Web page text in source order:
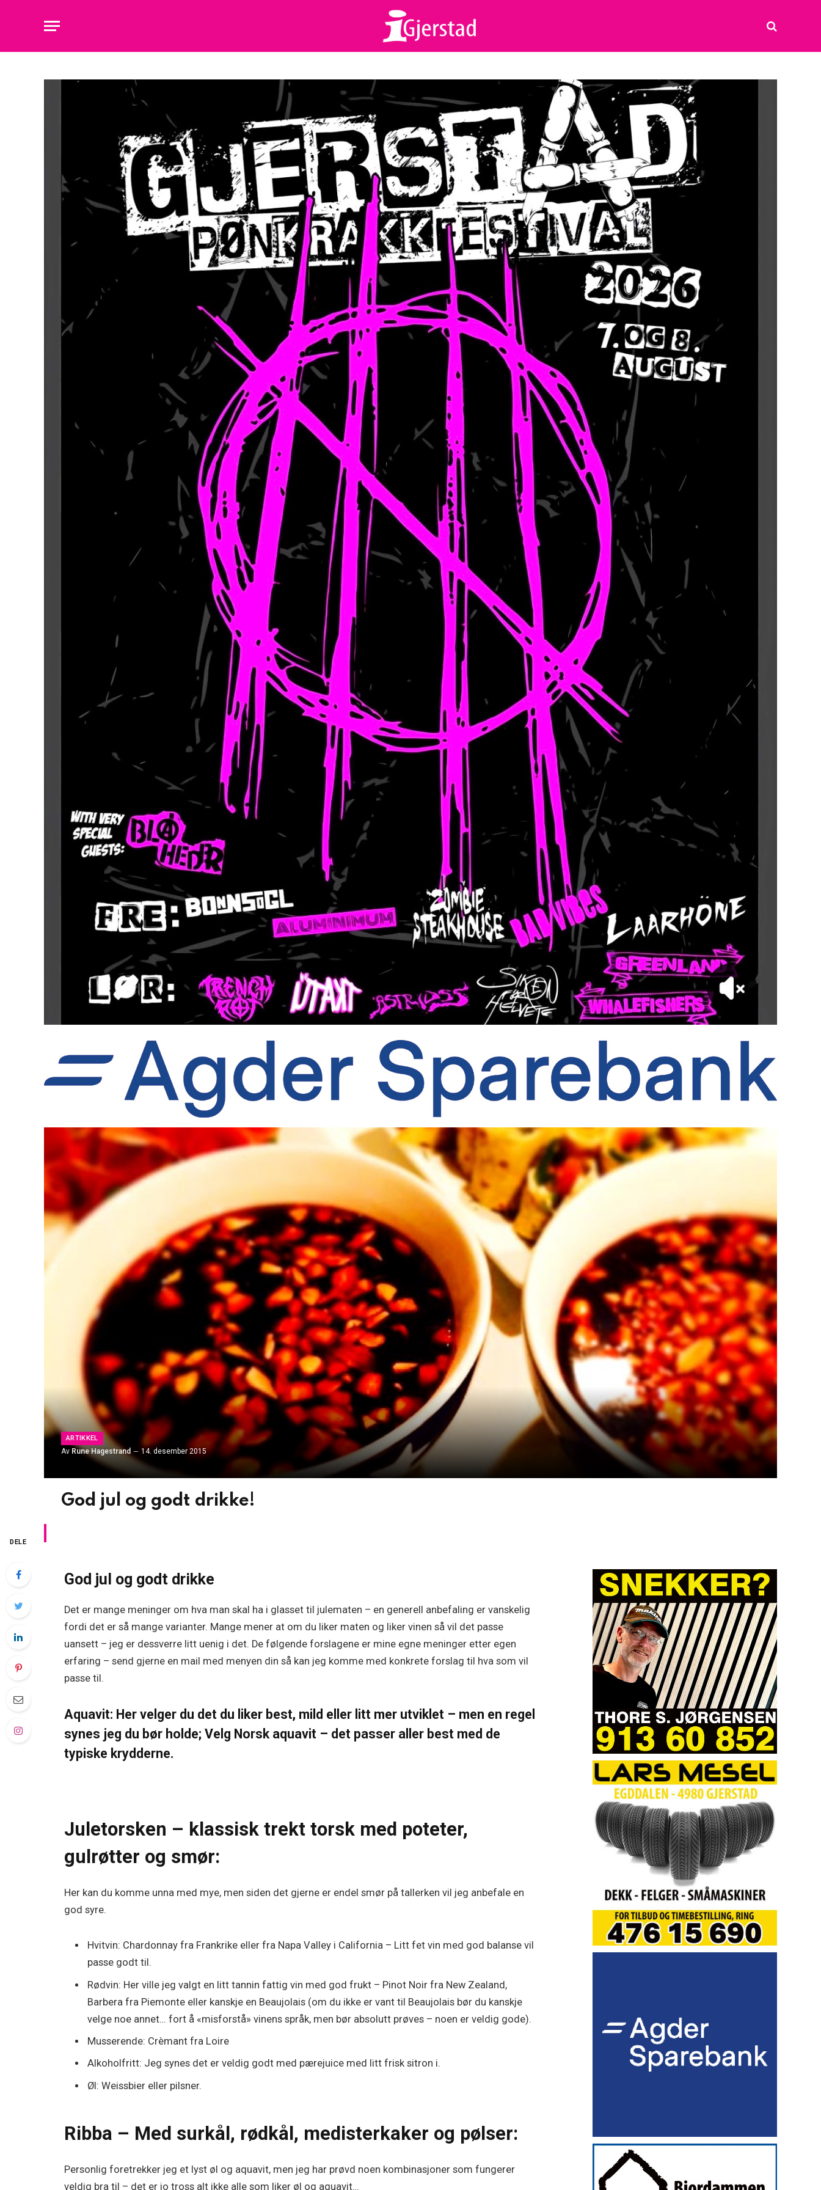
ARTIKKEL
Av Rune Hagestrand 14. desember 2015
God jul og godt drikke!
DELE
God jul og godt drikke
Det er mange meninger om hva man skal ha i glasset til julematen – en generell anbefaling er vanskelig
fordi det er så mange varianter. Mange mener at om du liker maten og liker vinen så vil det passe
uansett – jeg er dessverre litt uenig i det. De følgende forslagene er mine egne meninger etter egen
erfaring – send gjerne en mail med menyen din så kan jeg komme med konkrete forslag til hva som vil
passe til.
Aquavit: Her velger du det du liker best, mild eller litt mer utviklet – men en regel
synes jeg du bør holde; Velg Norsk aquavit – det passer aller best med de
typiske krydderne.
Juletorsken – klassisk trekt torsk med poteter,
gulrøtter og smør:
Her kan du komme unna med mye, men siden det gjerne er endel smør på tallerken vil jeg anbefale en
god syre.
Hvitvin: Chardonnay fra Frankrike eller fra Napa Valley i California – Litt fet vin med god balanse vil
passe godt til.
Rødvin: Her ville jeg valgt en litt tannin fattig vin med god frukt – Pinot Noir fra New Zealand,
Barbera fra Piemonte eller kanskje en Beaujolais (om du ikke er vant til Beaujolais bør du kanskje
velge noe annet… fort å «misforstå» vinens språk, men bør absolutt prøves – noen er veldig gode).
Musserende: Crèmant fra Loire
Alkoholfritt: Jeg synes det er veldig godt med pærejuice med litt frisk sitron i.
Øl: Weissbier eller pilsner.
Ribba – Med surkål, rødkål, medisterkaker og pølser:
Personlig foretrekker jeg et lyst øl og aquavit, men jeg har prøvd noen kombinasjoner som fungerer
veldig bra til – det er jo tross alt ikke alle som liker øl og aquavit…